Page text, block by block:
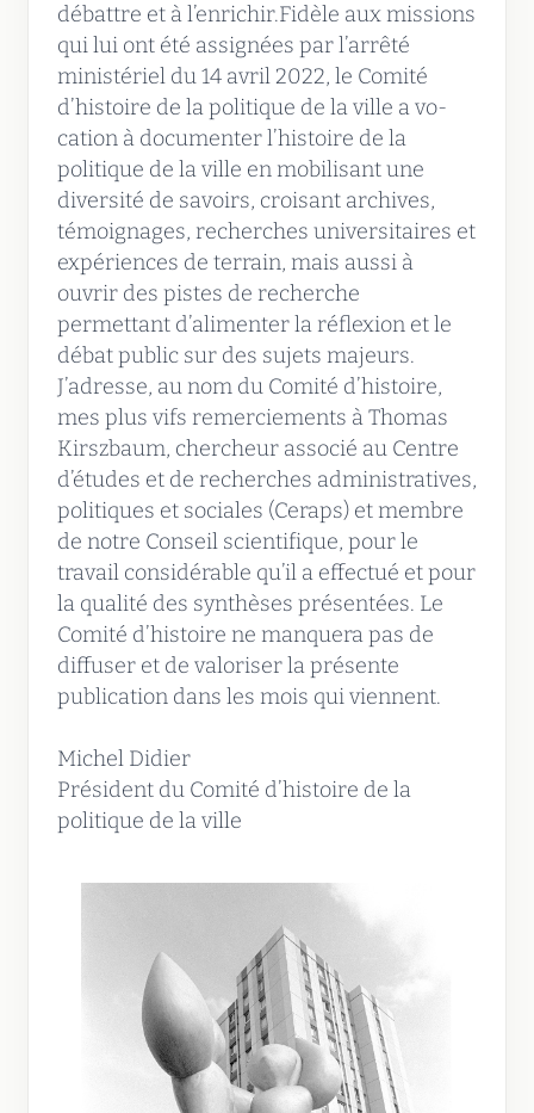
débattre et à l’enrichir.Fidèle aux missions
qui lui ont été assignées par l’arrêté
ministériel du 14 avril 2022, le Comité
d’histoire de la politique de la ville a vo-
cation à documenter l’histoire de la
politique de la ville en mobilisant une
diversité de savoirs, croisant archives,
témoignages, recherches universitaires et
expériences de terrain, mais aussi à
ouvrir des pistes de recherche
permettant d’alimenter la réflexion et le
débat public sur des sujets majeurs.
J’adresse, au nom du Comité d’histoire,
mes plus vifs remerciements à Thomas
Kirszbaum, chercheur associé au Centre
d’études et de recherches administratives,
politiques et sociales (Ceraps) et membre
de notre Conseil scientifique, pour le
travail considérable qu’il a effectué et pour
la qualité des synthèses présentées. Le
Comité d’histoire ne manquera pas de
diffuser et de valoriser la présente
publication dans les mois qui viennent.
Michel Didier
Président du Comité d’histoire de la
politique de la ville